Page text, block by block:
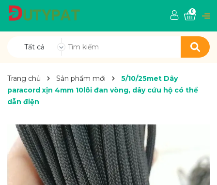
Tất cả
0
Trang chủ Sản phẩm mới
5/10/25met Dây
paracord xịn 4mm 10lõi đan vòng, dây cứu hộ có thể
dẫn điện